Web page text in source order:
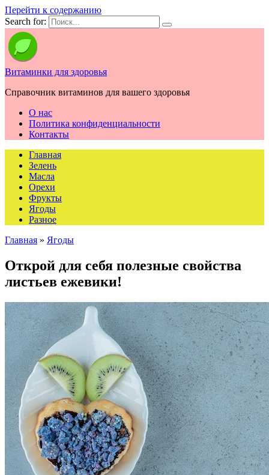
Перейти к содержанию
Search for:
Витаминки для здоровья
Справочник витаминов для вашего здоровья
О нас
Политика конфиденциальности
Контакты
Главная
Зелень
Масла
Орехи
Фрукты
Ягоды
Разное
Главная » Ягоды
Открой для себя полезные свойства
листьев ежевики!